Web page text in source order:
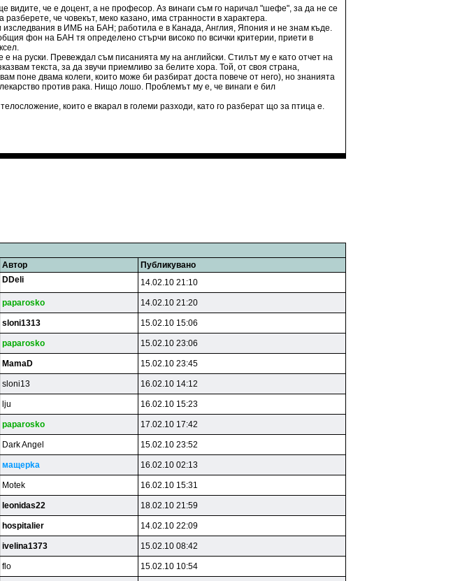
видите, че е доцент, а не професор. Аз винаги съм го наричал "шефе", за да не се
че човекът, меко казано, има странности в характера.
в ИМБ на БАН; работила е в Канада, Англия, Япония и не знам къде.
фон на БАН тя определено стърчи високо по всички критерии, приети в
на руски. Превеждал съм писанията му на английски. Стилът му е като отчет на
текста, за да звучи приемливо за белите хора. Той, от своя страна,
поне двама колеги, които може би разбират доста повече от него), но знанията
против рака. Нищо лошо. Проблемът му е, че винаги е бил
които е вкарал в големи разходи, като го разберат що за птица е.
Автор Публикувано
DDeli 14.02.10 21:10
paparosko 14.02.10 21:20
sloni1313 15.02.10 15:06
paparosko 15.02.10 23:06
MamaD 15.02.10 23:45
sloni13 16.02.10 14:12
lju 16.02.10 15:23
paparosko 17.02.10 17:42
Dark Angel 15.02.10 23:52
мaщepka 16.02.10 02:13
Motek 16.02.10 15:31
leonidas22 18.02.10 21:59
hospitalier 14.02.10 22:09
ivelina1373 15.02.10 08:42
flo 15.02.10 10:54